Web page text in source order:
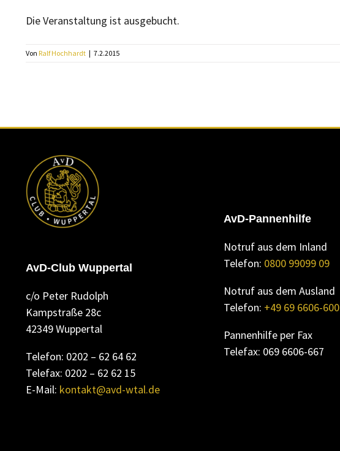
Die Veranstaltung ist ausgebucht.
Von Ralf Hochhardt | 7.2.2015
AvD-Club Wuppertal
c/o Peter Rudolph
Kampstraße 28c
42349 Wuppertal
Telefon: 0202 – 62 64 62
Telefax: 0202 – 62 62 15
E-Mail: kontakt@avd-wtal.de
AvD-Pannenhilfe
Notruf aus dem Inland
Telefon: 0800 99099 09
Notruf aus dem Ausland
Telefon: +49 69 6606-600
Pannenhilfe per Fax
Telefax: 069 6606-667